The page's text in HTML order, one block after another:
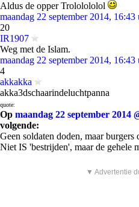
Aldus de opper Trololololol
maandag 22 september 2014, 16:43
20
IR1907
Weg met de Islam.
maandag 22 september 2014, 16:43
4
akkakka
akka3dschaarindeluchtpanna
quote:
Op maandag 22 september 2014
volgende:
Geen soldaten doden, maar
Niet IS 'bestrijden', maar de gehele
▼ Advertentie